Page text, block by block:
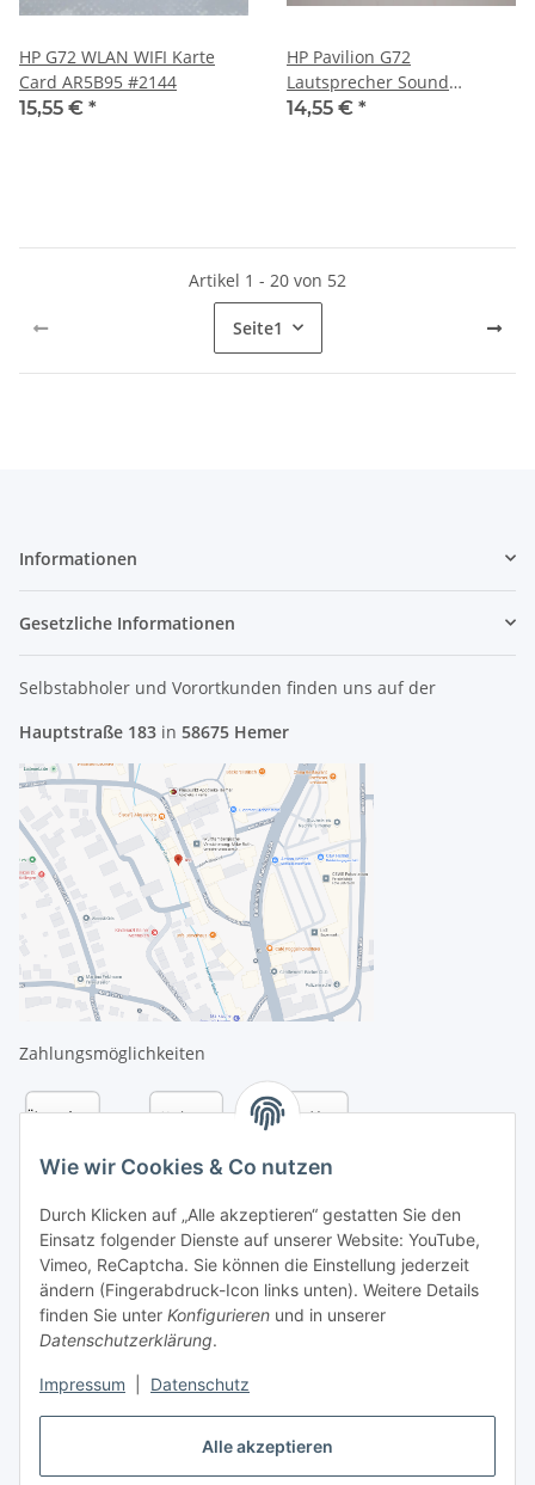
Alle akzeptieren
Wie wir Cookies & Co nutzen
Durch Klicken auf „Alle akzeptieren“ gestatten Sie den
Einsatz folgender Dienste auf unserer Website: YouTube,
Vimeo, ReCaptcha. Sie können die Einstellung jederzeit
ändern (Fingerabdruck-Icon links unten). Weitere Details
finden Sie unter Konfigurieren und in unserer
Datenschutzerklärung.
Impressum Datenschutz
HP G72 WLAN WIFI Karte
Card AR5B95 #2144
15,55 € *
HP Pavilion G72
Lautsprecher Sound
Speaker 616498-001 #2144
14,55 € *
Artikel 1 - 20 von 52
Seite1
Informationen
Gesetzliche Informationen
Selbstabholer und Vorortkunden finden uns auf der
Hauptstraße 183 in 58675 Hemer
Zahlungsmöglichkeiten